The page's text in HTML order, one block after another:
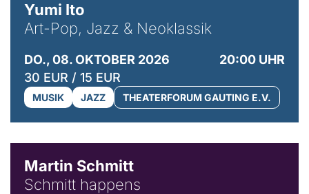
Yumi Ito
Art-Pop, Jazz & Neoklassik
DO., 08. OKTOBER 2026
20:00 UHR
30 EUR / 15 EUR
MUSIK JAZZ THEATERFORUM GAUTING E.V.
Martin Schmitt
Schmitt happens